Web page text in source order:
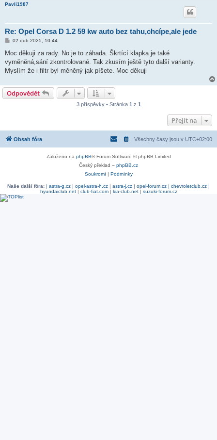
Pavli1987
Re: Opel Corsa D 1.2 59 kw auto bez tahu,chcípe,ale jede
P
í
p
ě
v
k
02 dub 2025, 10:44
Moc děkuji za rady. No je to záhada. Škrtící klapka je také
vyměněná,sání zkontrolované. Tak zkusím ještě tyto další varianty.
Myslím že i filtr byl měněný jak píšete. Moc děkuji
Odpovědět
3 příspěvky • Stránka 1 z 1
Přejít na
Obsah fóra Všechny časy jsou v UTC+02:00
Založeno na phpBB® Forum Software © phpBB Limited
Český překlad – phpBB.cz
Soukromí| Podmínky
Naše další fóra: | astra-g.cz | opel-astra-h.cz | astra-j.cz | opel-forum.cz | chevroletclub.cz |
hyundaiclub.net| club-fiat.com| kia-club.net| suzuki-forum.cz